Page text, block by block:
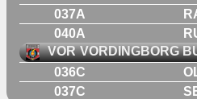
037A
040A
VOR VORDINGBORG
036C
037C